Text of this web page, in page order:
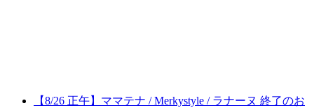
【8/26 正午】ママテナ / Merkystyle / ラナーヌ 終了のお